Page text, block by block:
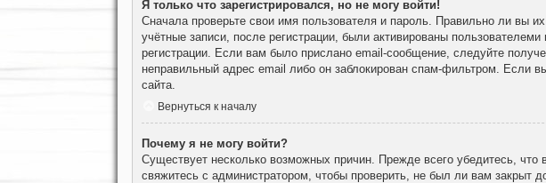
Я только что зарегистрировался, но не могу войти!
Сначала проверьте свои имя пользователя и пароль. Правильно ли вы
учётные записи, после регистрации, были активированы
регистрации. Если вам было прислано email-сообщение, следуйте
неправильный адрес email либо он заблокирован спам-фильтром. Если
сайта.
Вернуться к началу
Почему я не могу войти?
Существует несколько возможных причин. Прежде всего убедитесь,
свяжитесь с администратором, чтобы проверить, не был ли вам закрыт